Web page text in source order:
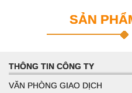
SẢN
THÔNG TIN CÔNG TY
VĂN PHÒNG GIAO DỊCH